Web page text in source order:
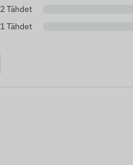
2 Tähdet
1 Tähdet